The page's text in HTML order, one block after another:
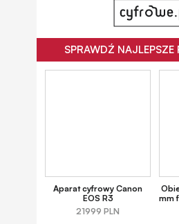
SPRAWDŹ
Aparat cyfrowy Canon
EOS R3
21999 PLN
mm